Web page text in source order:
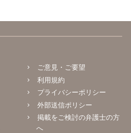
ご意見・ご要望
利用規約
プライバシーポリシー
外部送信ポリシー
掲載をご検討の弁護士の方
へ